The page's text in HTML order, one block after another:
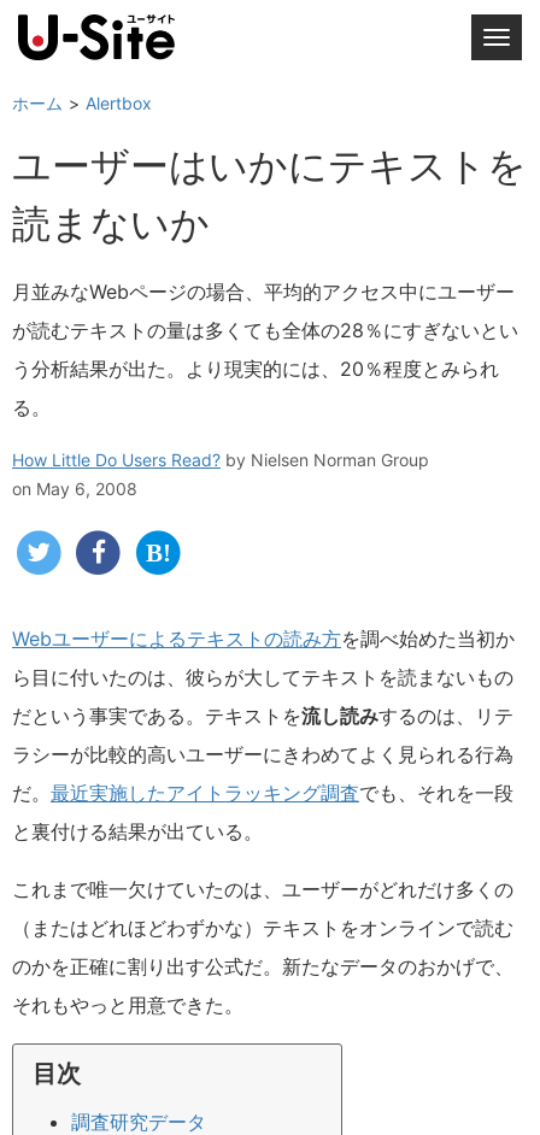
T
l
e
g
ホーム Alertbox
ユーザーはいかにテキストを
読まないか
月並みなWebページの場合、平均的アクセス中にユーザー
が読むテキストの量は多くても全体の28％にすぎないとい
う分析結果が出た。より現実的には、20％程度とみられ
る。
How Little Do Users Read? by Nielsen Norman Group
on May 6, 2008
Webユーザーによるテキストの読み方を調べ始めた当初か
ら目に付いたのは、彼らが大してテキストを読まないもの
だという事実である。テキストを流し読みするのは、リテ
ラシーが比較的高いユーザーにきわめてよく見られる行為
だ。 最近実施したアイトラッキング調査でも、それを一段
と裏付ける結果が出ている。
これまで唯一欠けていたのは、ユーザーがどれだけ多くの
（またはどれほどわずかな）テキストをオンラインで読む
のかを正確に割り出す公式だ。新たなデータのおかげで、
それもやっと用意できた。
目次
調査研究データ